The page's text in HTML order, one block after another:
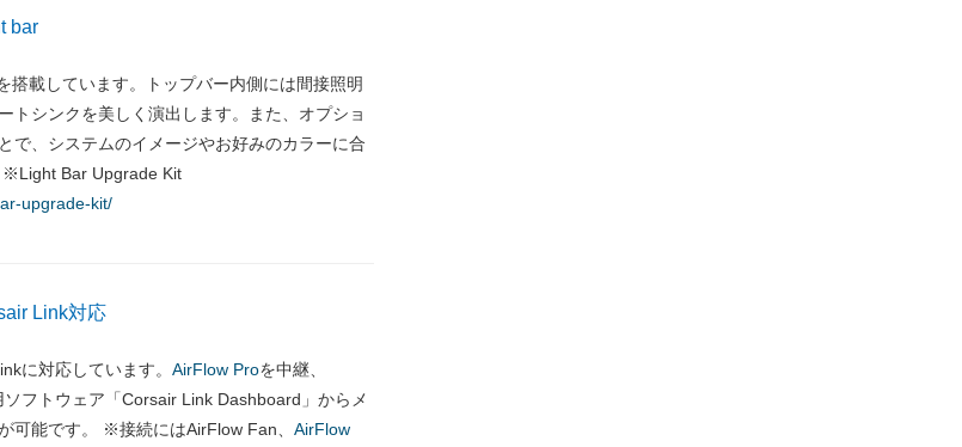
bar
搭載しています。トップバー内側には間接照明
トシンクを美しく演出します。また、オプショ
で、システムのイメージやお好みのカラーに合
※Light Bar Upgrade Kit
upgrade-kit/
Link対応
に対応しています。 AirFlow Proを中継、
フトウェア「Corsair Link Dashboard」からメ
可能です。 ※接続にはAirFlow Fan、 AirFlow